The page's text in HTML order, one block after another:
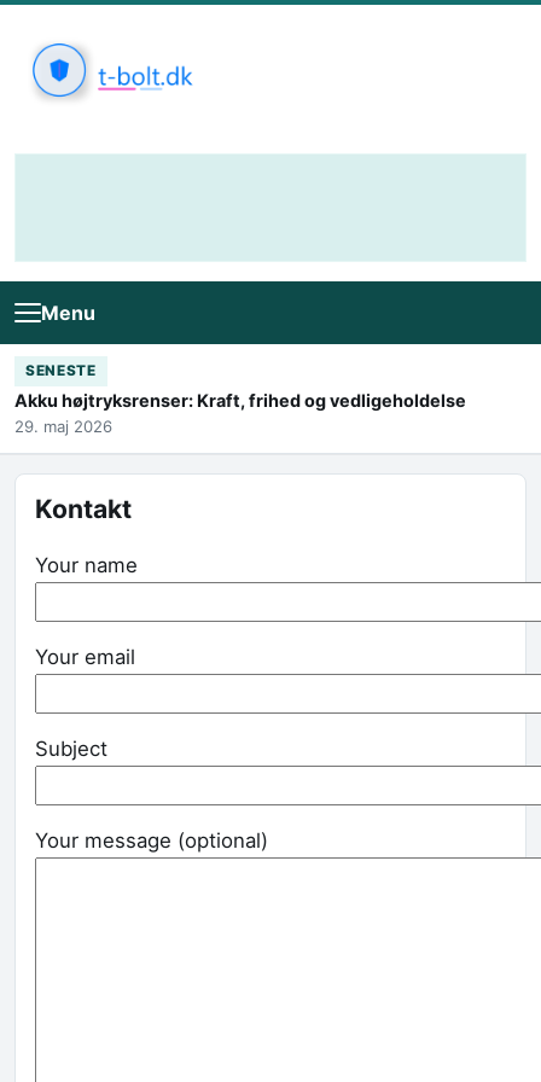
Menu
SENESTE
Akku højtryksrenser: Kraft, frihed og vedligeholdelse
29. maj 2026
Kontakt
Your name
Your email
Subject
Your message (optional)